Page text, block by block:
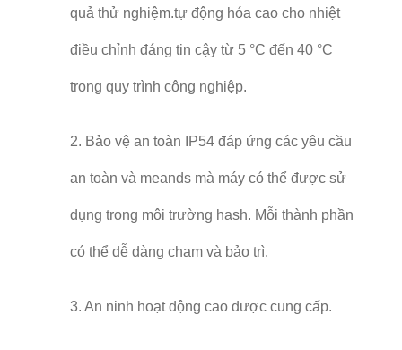
quả thử nghiệm.tự động hóa cao cho nhiệt
điều chỉnh đáng tin cậy từ 5 °C đến 40 °C
trong quy trình công nghiệp.
2. Bảo vệ an toàn IP54 đáp ứng các yêu cầu
an toàn và meands mà máy có thể được sử
dụng trong môi trường hash. Mỗi thành phần
có thể dễ dàng chạm và bảo trì.
3. An ninh hoạt động cao được cung cấp.